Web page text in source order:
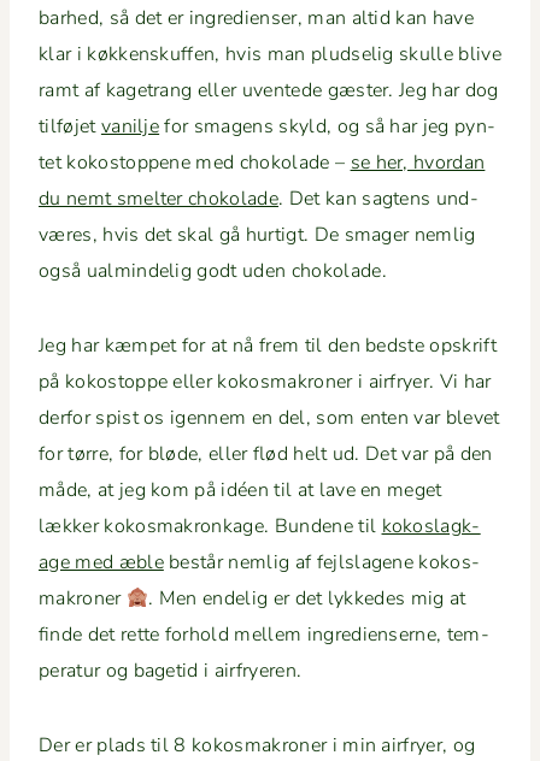
barhed, så det er ingre­di­enser, man altid kan have
klar i køkken­skuf­fen, hvis man plud­selig skulle blive
ramt af kage­trang eller uvent­ede gæster. Jeg har dog
til­fø­jetvanil­jefor sma­gens skyld, og så har jeg pyn­
tet kokostop­pene med choko­lade – se her, hvor­dan
du nemt smelter choko­lade. Det kan sagtens und­
væres, hvis det skal gå hur­tigt. De smager nem­lig
også ual­min­delig godt uden chokolade.
Jeg har kæm­pet for at nå frem til den bed­ste opskrift
på kokostoppe eller kokos­makro­ner i air­fry­er. Vi har
der­for spist os igen­nem en del, som enten var blevet
for tørre, for bløde, eller flød helt ud. Det var på den
måde, at jeg kom på idéen til at lave en meget
lækker kokos­makro­nk­age. Bun­dene til kokoslagk­
age med æblebestår nem­lig af fejl­sla­gene kokos­
makro­ner
. Men endelig er det lykkedes mig at
finde det rette forhold mellem ingre­di­enserne, tem­
per­atur og bagetid i airfryeren.
Der er plads til 8 kokos­makro­ner i min air­fry­er, og